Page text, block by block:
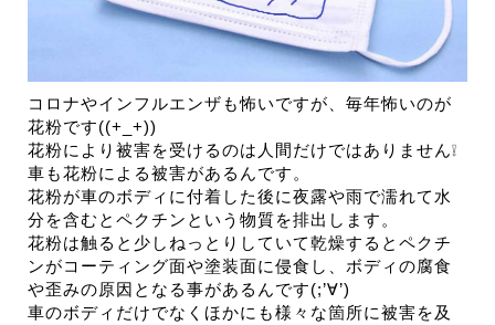
コロナやインフルエンザも怖いですが、毎年怖いのが
花粉です((+_+))
花粉により被害を受けるのは人間だけではありません❕
車も花粉による被害があるんです。
花粉が車のボディに付着した後に夜露や雨で濡れて水
分を含むとペクチンという物質を排出します。
花粉は触ると少しねっとりしていて乾燥するとペクチ
ンがコーティング面や塗装面に侵食し、ボディの腐食
や歪みの原因となる事があるんです(;’∀’)
車のボディだけでなくほかにも様々な箇所に被害を及